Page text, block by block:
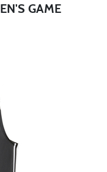
GAME